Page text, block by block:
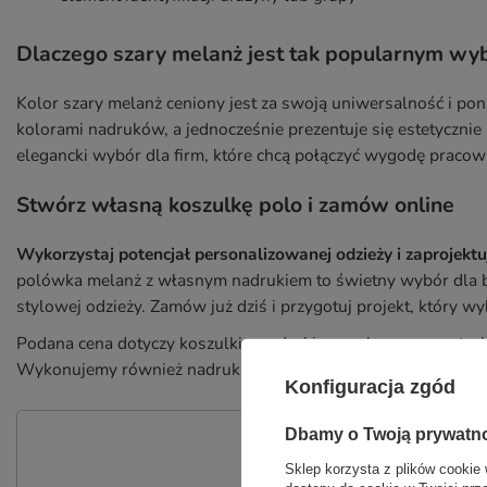
Dlaczego szary melanż jest tak popularnym
Kolor szary melanż ceniony jest za swoją uniwersalność i
kolorami nadruków, a jednocześnie prezentuje się
elegancki wybór dla firm, które chcą połączyć wygodę
Stwórz własną koszulkę polo i zamów online
Wykorzystaj potencjał personalizowanej odzieży i
polówka melanż z własnym nadrukiem to świetny wybór
stylowej odzieży. Zamów już dziś i przygotuj projekt, który
Podana cena dotyczy koszulki z nadrukiem wykonanym w
Wykonujemy również nadruki na rękawach, na plecach, itp.
Zadaj pytanie a my odpowiemy
Konfiguracja zgód
Dbamy o Twoją
Sklep korzysta z plików cookie